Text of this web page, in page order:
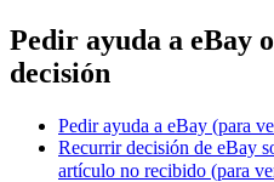
Pedir ayuda a eBay
decisión
Pedir ayuda a eBay (para
Recurrir decisión de eBay
artículo no recibido (para